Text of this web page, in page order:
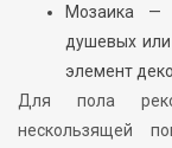
Мозаика —
душевых или
элемент
Для пола
нескользящей